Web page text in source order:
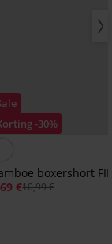
-30%
boxershort
€10,99 €